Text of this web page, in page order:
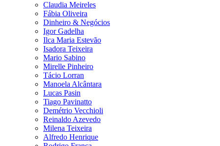
Claudia Meireles
Fábia Oliveira
Dinheiro & Negócios
Igor Gadelha
Ilca Maria Estevão
Isadora Teixeira
Mario Sabino
Mirelle Pinheiro
Tácio Lorran
Manoela Alcântara
Lucas Pasin
Tiago Pavinatto
Demétrio Vecchioli
Reinaldo Azevedo
Milena Teixeira
Alfredo Henrique